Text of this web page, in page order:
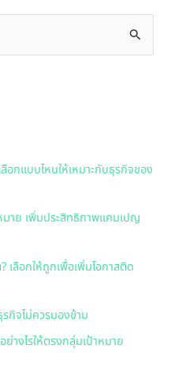
กแบบไหนให้เหมาะกับธุรกิจของ
าย เพิ่มประสิทธิภาพแคมเปญ
เลือกให้ถูกเพื่อเพิ่มโอกาสติด
กิจไม่ควรมองข้าม
างไรให้ตรงกลุ่มเป้าหมาย